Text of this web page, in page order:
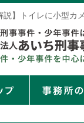
説】トイレに小型